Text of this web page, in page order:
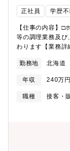
があり、新しい
正社員 学歴不
【仕事の内容】□
等の調理業務及び
わります【業務詳
や調理器具の消
勤務地 北海道
年収 240万
職種
接客・